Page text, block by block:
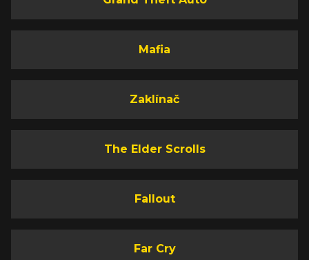
Mafia
Zaklínač
The Elder Scrolls
Fallout
Far Cry